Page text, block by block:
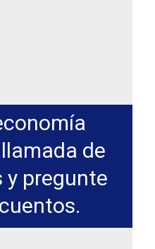
de
pregunte